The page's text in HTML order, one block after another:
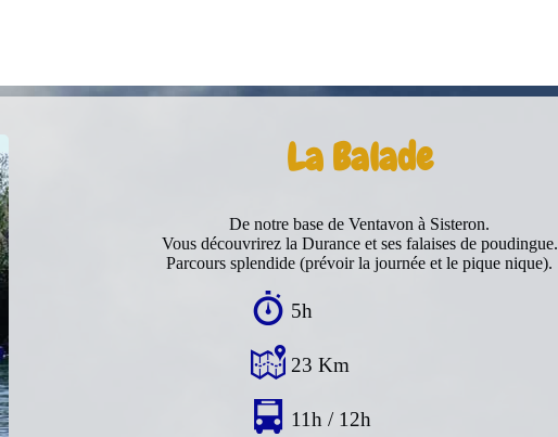
La Balade
De notre base de Ventavon à Sisteron.
Vous découvrirez la Durance et ses falaises de poudingue.
Parcours splendide (prévoir la journée et le pique nique).
5h
23 Km
11h / 12h